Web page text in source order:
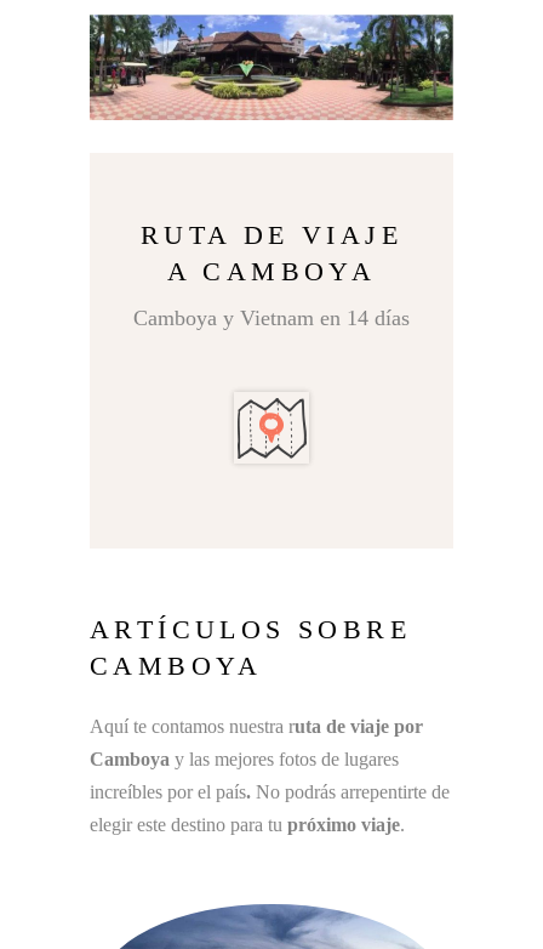
RUTA DE VIAJE
A CAMBOYA
Camboya y Vietnam en 14 días
ARTÍCULOS SOBRE
CAMBOYA
Aquí te contamos nuestra ruta de viaje por
Camboya y las mejores fotos de lugares
increíbles por el país. No podrás arrepentirte de
elegir este destino para tu próximo viaje.